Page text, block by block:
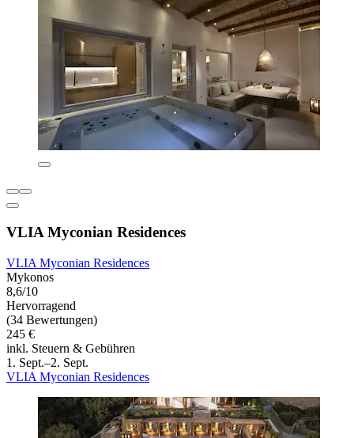
VLIA Myconian Residences
VLIA Myconian Residences
Mykonos
8,6/10
Hervorragend
(34 Bewertungen)
245 €
inkl. Steuern & Gebühren
1. Sept.–2. Sept.
VLIA Myconian Residences